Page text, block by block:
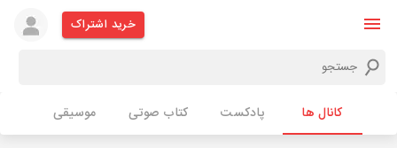
خرید اشتراک
کانال ها پادکست کتاب صوتی موسیقی